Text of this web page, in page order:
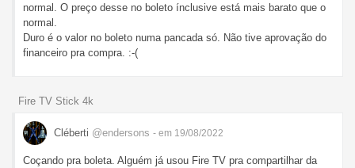
normal. O preço desse no boleto ínclusive está mais barato que o
normal.
Duro é o valor no boleto numa pancada só. Não tive aprovação do
financeiro pra compra. :-(
Fire TV Stick 4k
Cléberti @endersons - em 19/08/2022
Coçando pra boleta. Alguém já usou Fire TV pra compartilhar da